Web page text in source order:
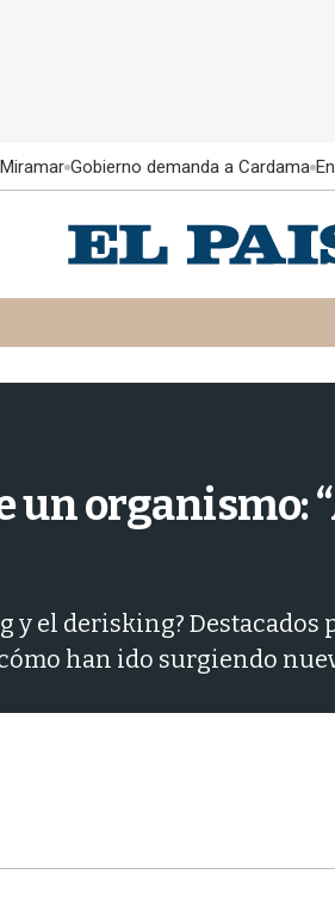
Gobierno demanda a Cardama
un organismo:
el derisking?
han ido surgiendo